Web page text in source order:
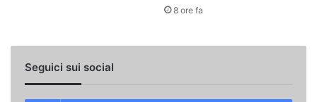
8 ore fa
Seguici sui social